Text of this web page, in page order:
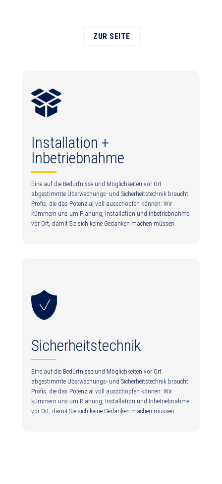
ZUR SEITE
Installation +
Inbetriebnahme
Eine auf die Bedürfnisse und Möglichkeiten vor Ort
abgestimmte Überwachungs- und Sicherheitstechnik braucht
Profis, die das Potenzial voll ausschöpfen können: Wir
kümmern uns um Planung, Installation und Inbetriebnahme
vor Ort, damit Sie sich keine Gedanken machen müssen.
Sicherheitstechnik
Eine auf die Bedürfnisse und Möglichkeiten vor Ort
abgestimmte Überwachungs- und Sicherheitstechnik braucht
Profis, die das Potenzial voll ausschöpfen können: Wir
kümmern uns um Planung, Installation und Inbetriebnahme
vor Ort, damit Sie sich keine Gedanken machen müssen.